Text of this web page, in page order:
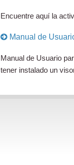
Encuentre aquí la
Manual de
Manual de Usuario
tener instalado un